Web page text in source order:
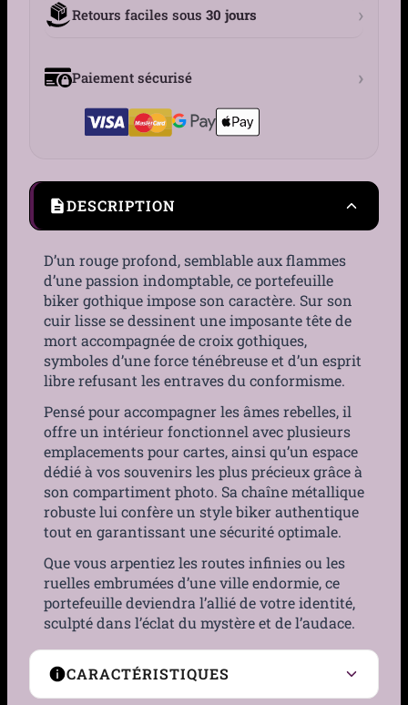
Retours faciles sous 30 jours ›
Paiement sécurisé ›
DESCRIPTION
D’un rouge profond, semblable aux flammes
d’une passion indomptable, ce portefeuille
biker gothique impose son caractère. Sur son
cuir lisse se dessinent une imposante tête de
mort accompagnée de croix gothiques,
symboles d’une force ténébreuse et d’un esprit
libre refusant les entraves du conformisme.
Pensé pour accompagner les âmes rebelles, il
offre un intérieur fonctionnel avec plusieurs
emplacements pour cartes, ainsi qu’un espace
dédié à vos souvenirs les plus précieux grâce à
son compartiment photo. Sa chaîne métallique
robuste lui confère un style biker authentique
tout en garantissant une sécurité optimale.
Que vous arpentiez les routes infinies ou les
ruelles embrumées d’une ville endormie, ce
portefeuille deviendra l’allié de votre identité,
sculpté dans l’éclat du mystère et de l’audace.
CARACTÉRISTIQUES